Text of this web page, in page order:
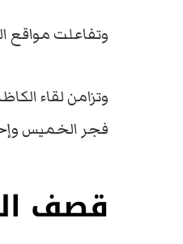
وتفاعلت مواقع
وتزامن لقاء
فجر الخميس
قصف